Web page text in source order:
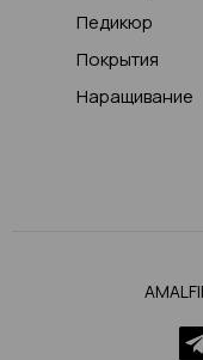
Педикюр
Покрытия
Наращивание